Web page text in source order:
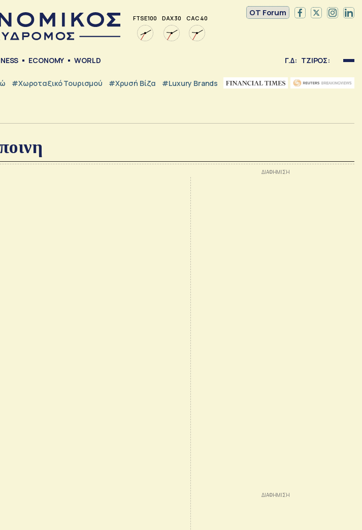
FTSE 100 DAX 30 CAC 40
OT Forum
ECONOMY WORLD Γ.Δ: ΤΖΙΡΟΣ:
#Χωροταξικό Τουρισμού #Χρυσή Βίζα #luxury Brands